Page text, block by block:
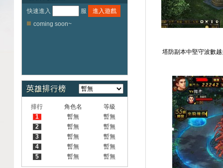
快速進入 服
進入遊戲
coming soon~
排行 角色名
等級
1
暫無
暫無
2
暫無
暫無
3
暫無
暫無
4
暫無
暫無
5
暫無 暫無
塔防副本中堅守波數